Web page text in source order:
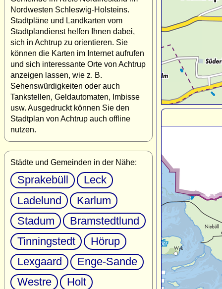
Nordwesten Schleswig-Holsteins.
Stadtpläne und Landkarten vom
Stadtplandienst helfen Ihnen dabei,
sich in Achtrup zu orientieren. Sie
können die Karten im Internet aufrufen
und sich interessante Orte von Achtrup
anzeigen lassen, wie z. B.
Sehenswürdigkeiten oder auch
Tankstellen, Geldautomaten, Imbisse
usw. Ausgedruckt können Sie den
Stadtplan von Achtrup auch offline
nutzen.
Städte und Gemeinden in der Nähe:
Sprakebüll
Leck
Ladelund
Karlum
Stadum
Bramstedtlund
Tinningstedt
Hörup
Lexgaard
Enge-Sande
Westre
Holt